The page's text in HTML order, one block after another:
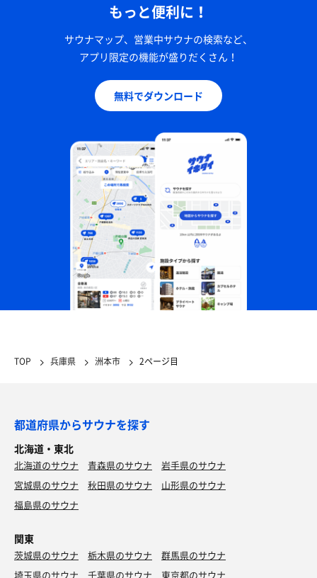
もっと便利に！
サウナマップ、営業中サウナの検索など、
アプリ限定の機能が盛りだくさん！
無料でダウンロード
TOP 兵庫県 洲本市 2ページ目
都道府県からサウナを探す
北海道・東北
北海道のサウナ 青森県のサウナ
岩手県のサウナ
宮城県のサウナ
秋田県のサウナ
山形県のサウナ
福島県のサウナ
関東
茨城県のサウナ 栃木県のサウナ
群馬県のサウナ
埼玉県のサウナ
千葉県のサウナ 東京都のサウナ